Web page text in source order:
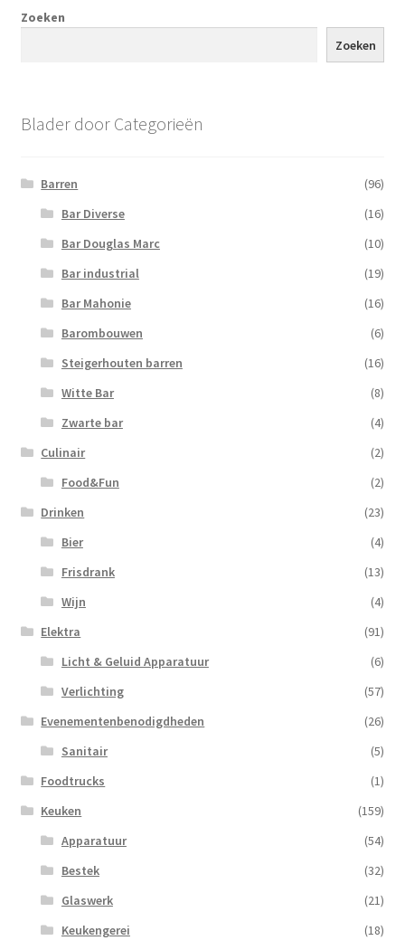
Zoeken
Zoeken
Blader door Categorieën
Barren
(96)
Bar Diverse
(16)
Bar Douglas Marc
(10)
Bar industrial
(19)
Bar Mahonie
(16)
Barombouwen
(6)
Steigerhouten barren
(16)
Witte Bar
(8)
Zwarte bar
(4)
Culinair
(2)
Food&Fun
(2)
Drinken
(23)
Bier
(4)
Frisdrank
(13)
Wijn
(4)
Elektra
(91)
Licht & Geluid Apparatuur
(6)
Verlichting
(57)
Evenementenbenodigdheden
(26)
Sanitair
(5)
Foodtrucks
(1)
Keuken
(159)
Apparatuur
(54)
Bestek
(32)
Glaswerk
(21)
Keukengerei
(18)